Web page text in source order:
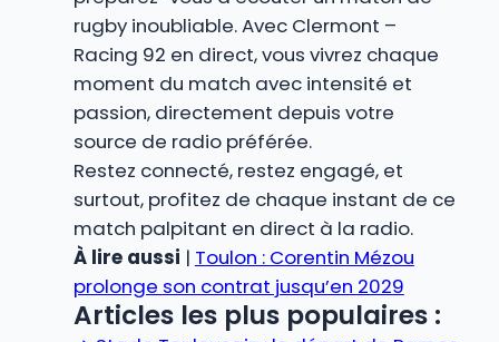
rugby inoubliable. Avec Clermont –
Racing 92 en direct, vous vivrez chaque
moment du match avec intensité et
passion, directement depuis votre
source de radio préférée.
Restez connecté, restez engagé, et
surtout, profitez de chaque instant de ce
match palpitant en direct à la radio.
À lire aussi | Toulon : Corentin Mézou
prolonge son contrat jusqu’en 2029
Articles les plus populaires :